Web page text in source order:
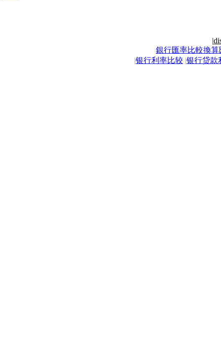
|
銀行匯率比較換算
|银行利率比较 |银行贷款